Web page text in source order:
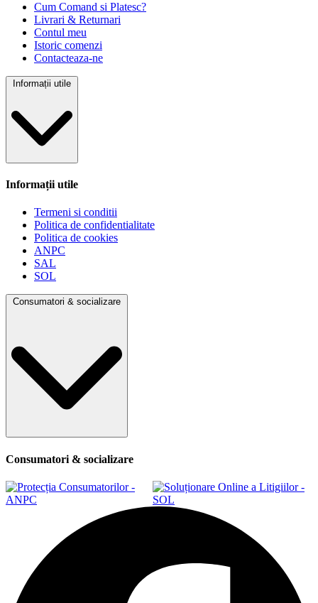
Cum Comand si Platesc?
Livrari & Returnari
Contul meu
Istoric comenzi
Contacteaza-ne
Informații utile
Informații utile
Termeni si conditii
Politica de confidentialitate
Politica de cookies
ANPC
SAL
SOL
Consumatori & socializare
Consumatori & socializare